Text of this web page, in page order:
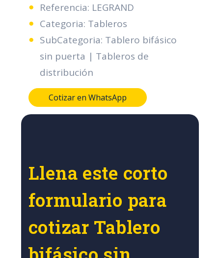
Referencia: LEGRAND
Categoria: Tableros
SubCategoria: Tablero bifásico
sin puerta | Tableros de
distribución
Cotizar en WhatsApp
Llena este corto
formulario para
cotizar Tablero